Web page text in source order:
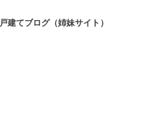
戸建てブログ（姉妹サイト）